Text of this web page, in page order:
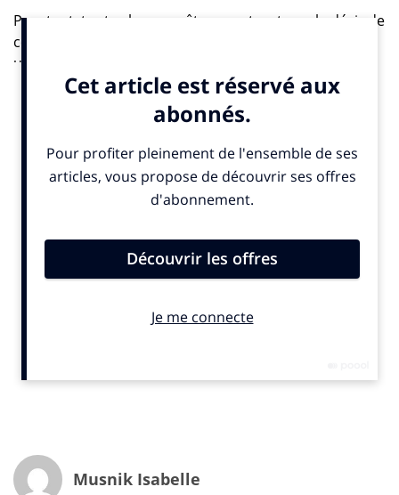
Pourtant, toutes les enquêtes montrent que le désir de
consommer n’est pas mort, il est juste différent. Selon
une enquête de l’
Français déclaraient « vouloir consommer autrement ».
Le consommateur est en train de changer ses
habitudes. Il a retrouvé des bonheurs simples, se
tourne vers une consommation « conscientisée », plus
responsable et il est davantage à la recherche
choix si elles ne veulent pas mourir : elles doivent
s’adapter et tout en étant Meaningful, ressusciter le…
souvent laissé de côté, comme s’il était un peu
désir d’entreprendre et désir de s’engager – c’est
Vertical Brands) montrent en tout cas le chemin aux
marques vieillissantes.
Musnik Isabelle